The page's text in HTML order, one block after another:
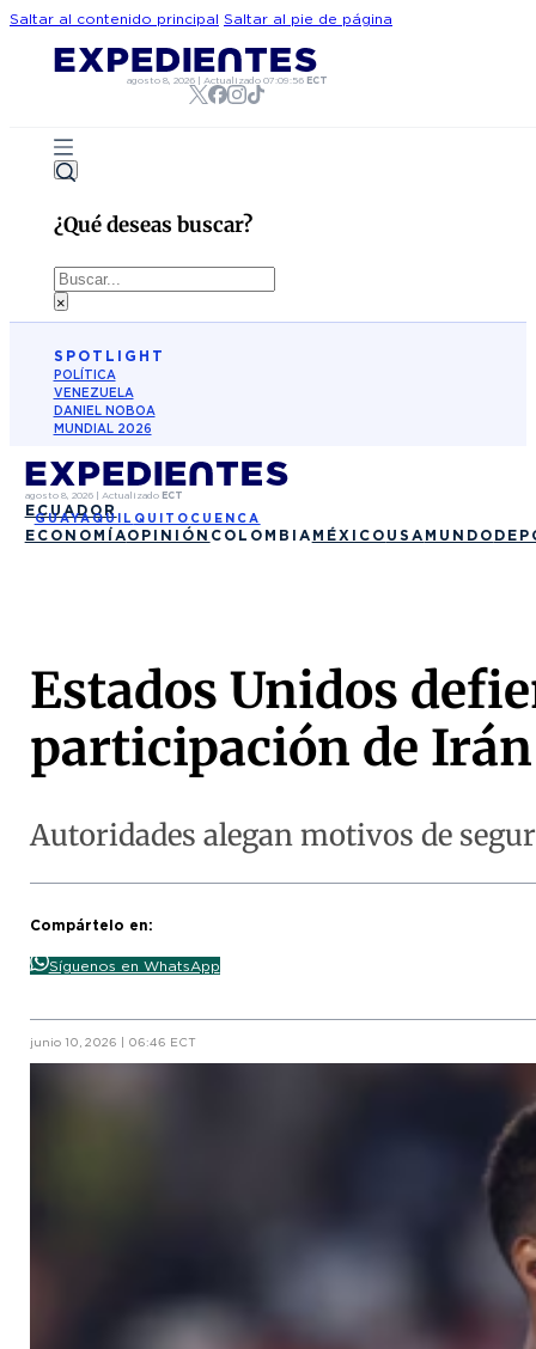
Saltar al contenido principal Saltar al pie de página
agosto 8, 2026 |Actualizado07:09:56 ECT
¿Qué deseas buscar?
Buscar
×
SPOTLIGHT
POLÍTICA
VENEZUELA
DANIEL NOBOA
MUNDIAL 2026
agosto 8, 2026| Actualizado ECT
ECUADOR
GUAYAQUIL QUITO CUENCA
ECONOMÍAOPINIÓN COLOMBIA MÉXICO USA MUNDO
Estados Unidos
participación de
Autoridades alegan motivos de
Compártelo en:
Síguenos en WhatsApp
junio 10, 2026 | 06:46 ECT